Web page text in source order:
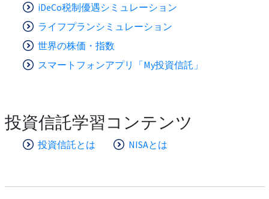
iDeCo税制優遇シミュレーション
ライフプランシミュレーション
世界の株価・指数
スマートフォンアプリ「My投資信託」
投資信託学習コンテンツ
投資信託とは NISAとは